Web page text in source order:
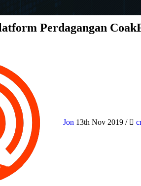
Perdagangan
Jon 13th Nov 2019 /